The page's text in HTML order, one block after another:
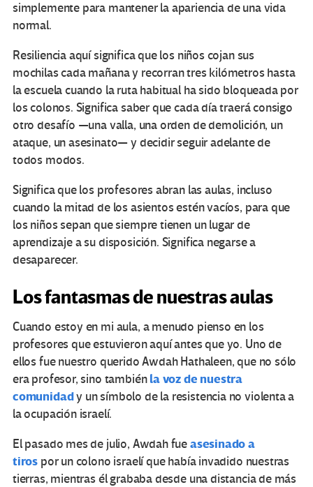
simplemente para mantener la apariencia de una vida
normal.
Resiliencia aquí significa que los niños cojan sus
mochilas cada mañana y recorran tres kilómetros hasta
la escuela cuando la ruta habitual ha sido bloqueada por
los colonos. Significa saber que cada día traerá consigo
otro desafío —una valla, una orden de demolición, un
ataque, un asesinato— y decidir seguir adelante de
todos modos.
Significa que los profesores abran las aulas, incluso
cuando la mitad de los asientos estén vacíos, para que
los niños sepan que siempre tienen un lugar de
aprendizaje a su disposición. Significa negarse a
desaparecer.
Los fantasmas de nuestras aulas
Cuando estoy en mi aula, a menudo pienso en los
profesores que estuvieron aquí antes que yo. Uno de
ellos fue nuestro querido Awdah Hathaleen, que no sólo
era profesor, sino tambiénla voz de nuestra
comunidady un símbolo de la resistencia no violenta a
la ocupación israelí.
El pasado mes de julio, Awdah fueasesinado a
tiros por un colono israelí que había invadido nuestras
tierras, mientras él grababa desde una distancia de más